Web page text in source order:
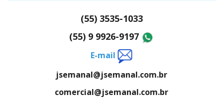
(55) 3535-1033
(55) 9 9926-9197
E-mail
jsemanal@jsemanal.com.br
comercial@jsemanal.com.br